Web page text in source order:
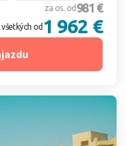
za os. od 981 €
všetkých od 1 962 €